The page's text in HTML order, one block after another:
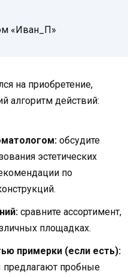
«Иван_П»
на приобретение,
алгоритм действий:
обсудите
эстетических
по
сравните ассортимент,
площадках.
примерки (если есть):
пробные